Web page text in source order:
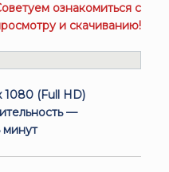
ознакомиться с
и скачиванию!
1080 (Full HD)
—
минут